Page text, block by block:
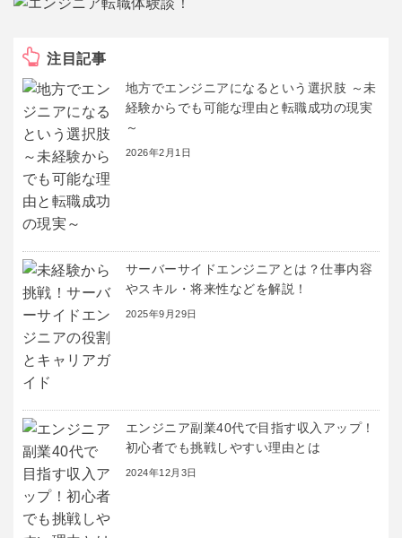
注目記事
地方でエンジニアになるという選択肢 ～未
経験からでも可能な理由と転職成功の現実
～
2026年2月1日
サーバーサイドエンジニアとは？仕事内容
やスキル・将来性などを解説！
2025年9月29日
エンジニア副業40代で目指す収入アップ！
初心者でも挑戦しやすい理由とは
2024年12月3日